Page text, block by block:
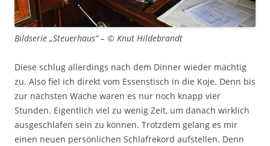
Bildserie „Steuerhaus“ – © Knut Hildebrandt
Diese schlug allerdings nach dem Dinner wieder mächtig
zu. Also fiel ich direkt vom Essenstisch in die Koje. Denn bis
zur nächsten Wache waren es nur noch knapp vier
Stunden. Eigentlich viel zu wenig Zeit, um danach wirklich
ausgeschlafen sein zu können. Trotzdem gelang es mir
einen neuen persönlichen Schlafrekord aufstellen. Denn